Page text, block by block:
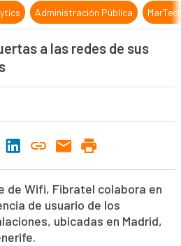
Administración Pública
a las redes de sus
de Wifi, Fibratel colabora en
de usuario de los
ubicadas en Madrid,